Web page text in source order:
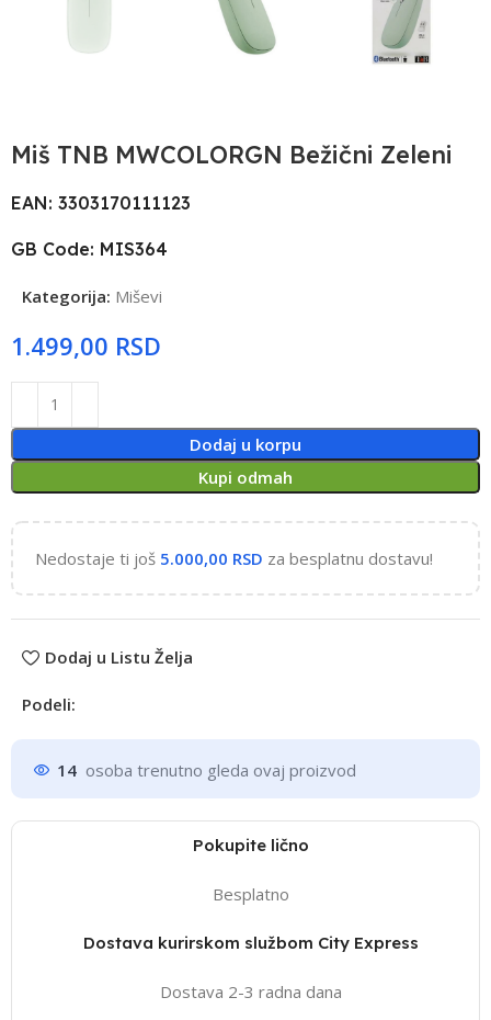
Miš TNB MWCOLORGN Bežični Zeleni
EAN: 3303170111123
GB Code: MIS364
Kategorija: Miševi
RSD
Dodaj u korpu
Kupi odmah
Nedostaje ti još 5.000,00 RSD za besplatnu dostavu!
Dodaj u Listu Želja
Podeli:
14 osoba trenutno gleda ovaj proizvod
Pokupite lično
Besplatno
Dostava kurirskom službom City Express
Dostava 2-3 radna dana